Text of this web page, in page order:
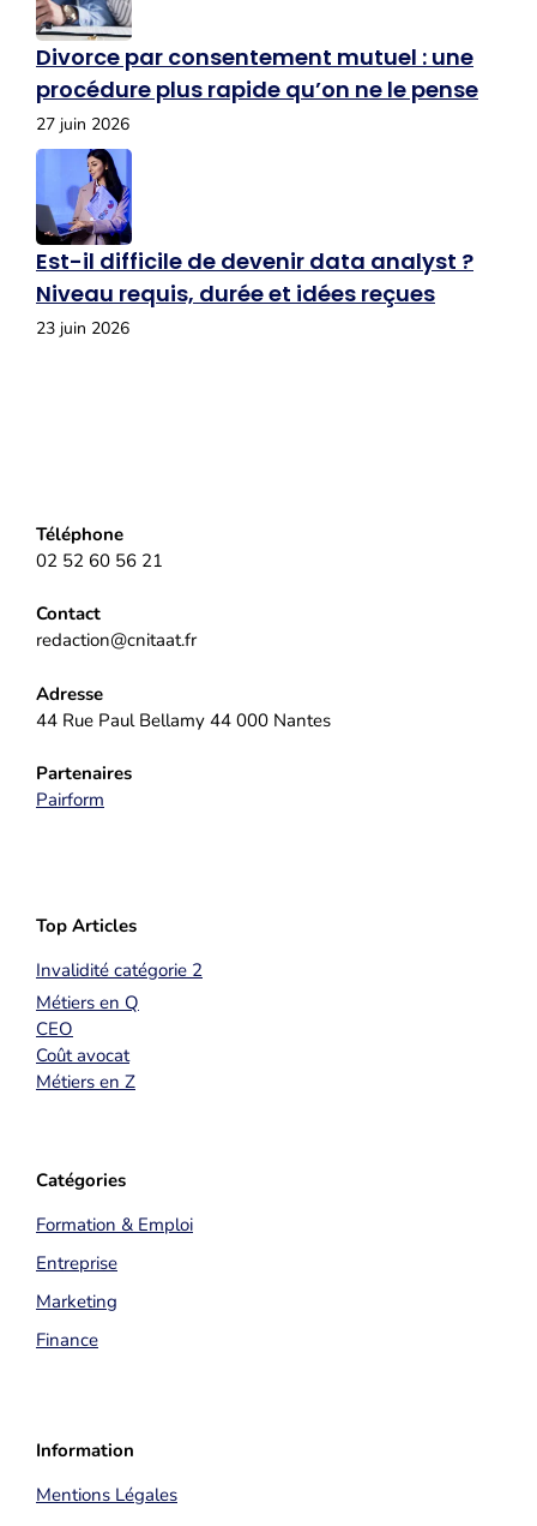
Divorce par consentement mutuel : une
procédure plus rapide qu’on ne le pense
27 juin 2026
Est-il difficile de devenir data analyst ?
Niveau requis, durée et idées reçues
23 juin 2026
Téléphone
02 52 60 56 21
Contact
redaction@cnitaat.fr
Adresse
44 Rue Paul Bellamy 44 000 Nantes
Partenaires
Pairform
Top Articles
Invalidité catégorie 2
Métiers en Q
CEO
Coût avocat
Métiers en Z
Catégories
Formation & Emploi
Entreprise
Marketing
Finance
Information
Mentions Légales